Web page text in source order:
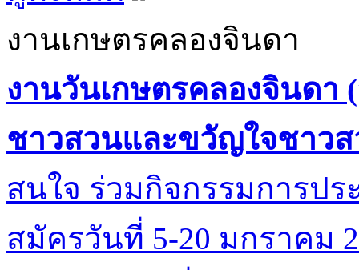
งานเกษตรคลองจินดา
งานวันเกษตรคลองจินดา
ชาวสวนและขวัญใจชาวส
สนใจ ร่วมกิจกรรมการป
สมัครวันที่ 5-20 มกราคม